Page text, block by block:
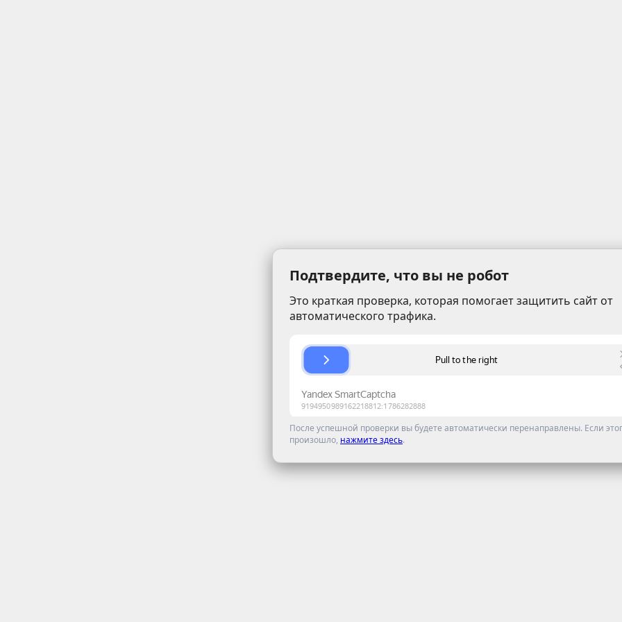
Подтвердите, что вы не робот
Это краткая проверка, которая помогает защитить сайт от
автоматического трафика.
После успешной проверки вы будете автоматически перенаправлены. Если
произошло, нажмите здесь.